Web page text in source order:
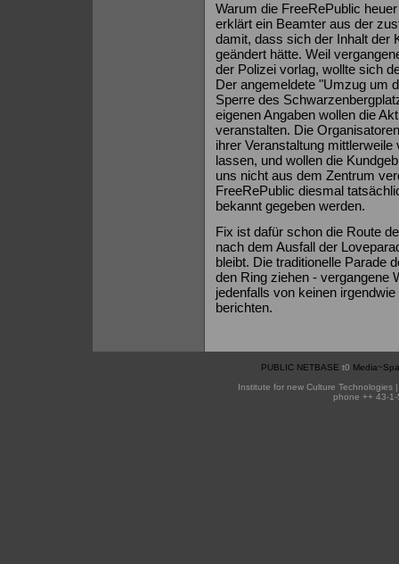
Warum die FreeRePublic
erklärt ein Beamter aus der
damit, dass sich der Inhalt der
geändert hätte. Weil
der Polizei vorlag, wollte sich
Der angemeldete "Umzug um
Sperre des
eigenen Angaben wollen die
veranstalten. Die
ihrer Veranstaltung
lassen, und wollen die
uns nicht aus dem Zentrum
FreeRePublic diesmal
bekannt gegeben werden.
Fix ist dafür schon die Route
nach dem Ausfall der
bleibt. Die traditionelle Parade
den Ring ziehen - vergangene
jedenfalls von keinen
berichten.
PUBLIC NETBASE t0
Institute for new Culture Technologies
phone ++ 43-